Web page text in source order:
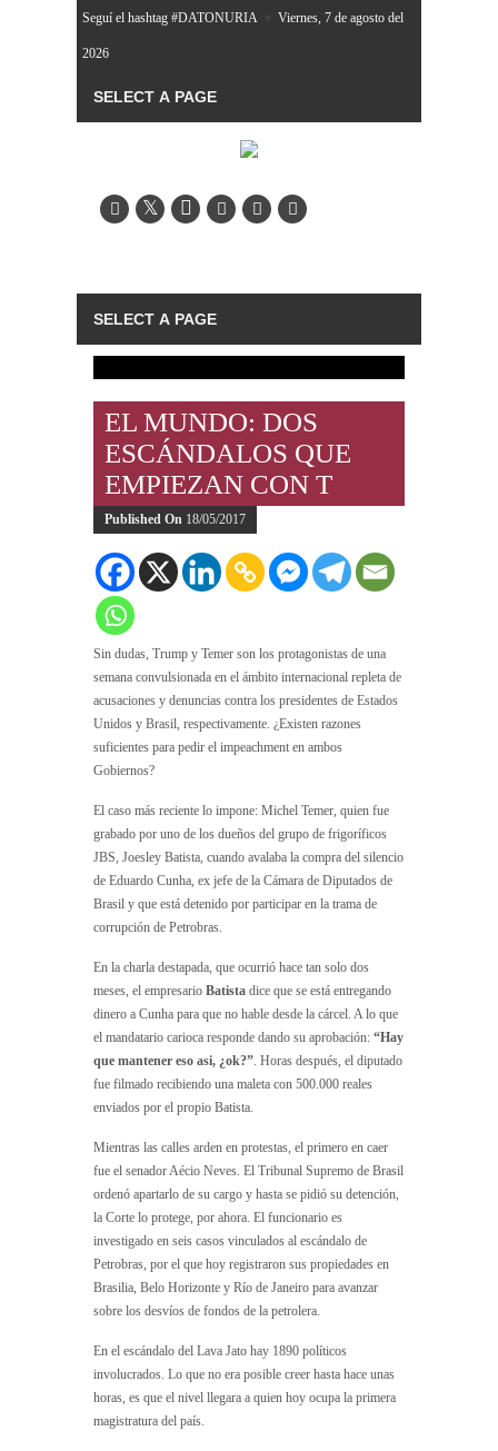
Seguí el hashtag #DATONURIA » Viernes, 7 de agosto del
2026
EL MUNDO: DOS
ESCÁNDALOS QUE
EMPIEZAN CON T
Published On 18/05/2017
Sin dudas, Trump y Temer son los protagonistas de una
semana convulsionada en el ámbito internacional repleta de
acusaciones y denuncias contra los presidentes de Estados
Unidos y Brasil, respectivamente. ¿Existen razones
suficientes para pedir el impeachment en ambos
Gobiernos?
El caso más reciente lo impone: Michel Temer, quien fue
grabado por uno de los dueños del grupo de frigoríficos
JBS, Joesley Batista, cuando avalaba la compra del silencio
de Eduardo Cunha, ex jefe de la Cámara de Diputados de
Brasil y que está detenido por participar en la trama de
corrupción de Petrobras.
En la charla destapada, que ocurrió hace tan solo dos
meses, el empresario Batista dice que se está entregando
dinero a Cunha para que no hable desde la cárcel. A lo que
el mandatario carioca responde dando su aprobación: “Hay
que mantener eso asi, ¿ok?” . Horas después, el diputado
fue filmado recibiendo una maleta con 500.000 reales
enviados por el propio Batista.
Mientras las calles arden en protestas, el primero en caer
fue el senador Aécio Neves. El Tribunal Supremo de Brasil
ordenó apartarlo de su cargo y hasta se pidió su detención,
la Corte lo protege, por ahora. El funcionario es
investigado en seis casos vinculados al escándalo de
Petrobras, por el que hoy registraron sus propiedades en
Brasilia, Belo Horizonte y Río de Janeiro para avanzar
sobre los desvíos de fondos de la petrolera.
En el escándalo del Lava Jato hay 1890 políticos
involucrados. Lo que no era posible creer hasta hace unas
horas, es que el nivel llegara a quien hoy ocupa la primera
magistratura del país.